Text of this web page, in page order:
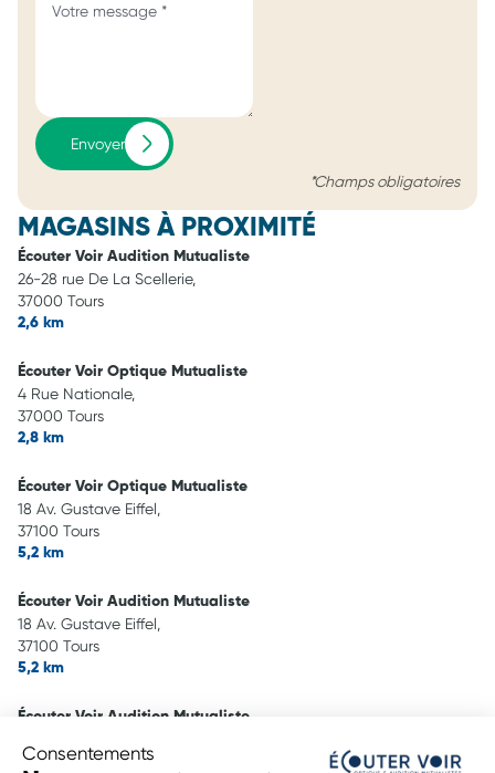
Consentements
Envoyer
*Champs obligatoires
MAGASINS À PROXIMITÉ
Écouter Voir Audition Mutualiste
26-28 rue De La Scellerie,
37000 Tours
2,6 km
Écouter Voir Optique Mutualiste
4 Rue Nationale,
37000 Tours
2,8 km
Écouter Voir Optique Mutualiste
18 Av. Gustave Eiffel,
37100 Tours
5,2 km
Écouter Voir Audition Mutualiste
18 Av. Gustave Eiffel,
37100 Tours
5,2 km
Écouter Voir Audition Mutualiste
37300 Joué-Lès-Tours